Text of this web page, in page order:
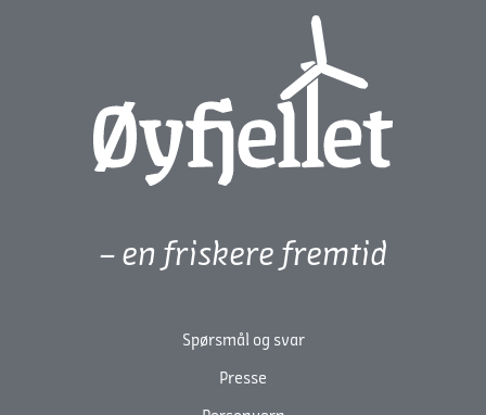
Spørsmål og svar
Presse
– en friskere fremtid